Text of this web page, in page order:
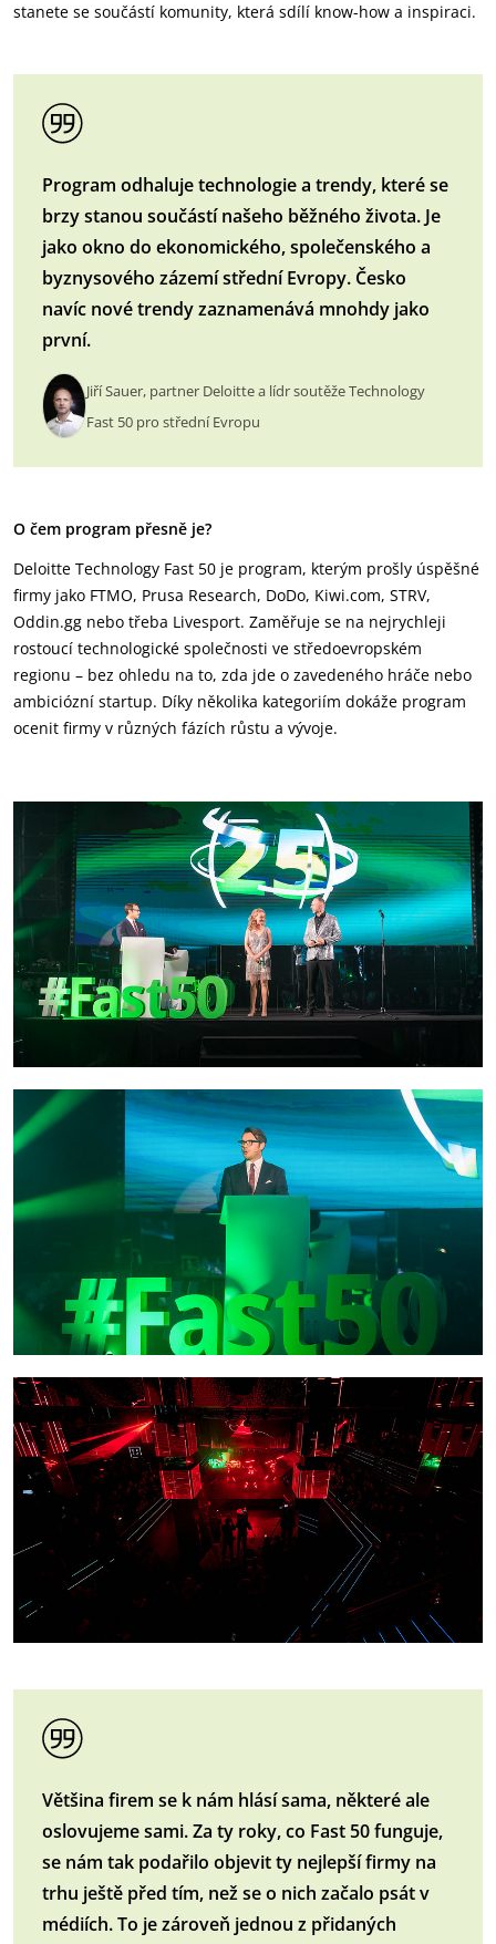
stanete se součástí komunity, která sdílí know-how a inspiraci.
Program odhaluje technologie a trendy, které se
brzy stanou součástí našeho běžného života. Je
jako okno do ekonomického, společenského a
byznysového zázemí střední Evropy. Česko
navíc nové trendy zaznamenává mnohdy jako
první.
Jiří Sauer, partner Deloitte a lídr soutěže Technology
Fast 50 pro střední Evropu
O čem program přesně je?
Deloitte Technology Fast 50 je program, kterým prošly úspěšné
firmy jako FTMO, Prusa Research, DoDo, Kiwi.com, STRV,
Oddin.gg nebo třeba Livesport. Zaměřuje se na nejrychleji
rostoucí technologické společnosti ve středoevropském
regionu – bez ohledu na to, zda jde o zavedeného hráče nebo
ambiciózní startup. Díky několika kategoriím dokáže program
ocenit firmy v různých fázích růstu a vývoje.
Většina firem se k nám hlásí sama, některé ale
oslovujeme sami. Za ty roky, co Fast 50 funguje,
se nám tak podařilo objevit ty nejlepší firmy na
trhu ještě před tím, než se o nich začalo psát v
médiích. To je zároveň jednou z přidaných